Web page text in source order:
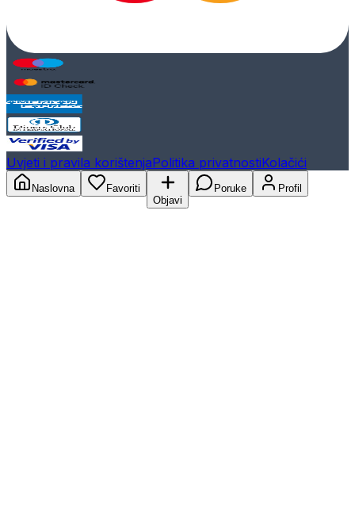
Uvjeti i pravila korištenjaPolitika privatnostiKolačići
Naslovna
Favoriti
Objavi
Poruke Profil